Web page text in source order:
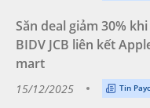
Săn deal giảm 30%
BIDV JCB liên kết
mart
15/12/2025 Tin